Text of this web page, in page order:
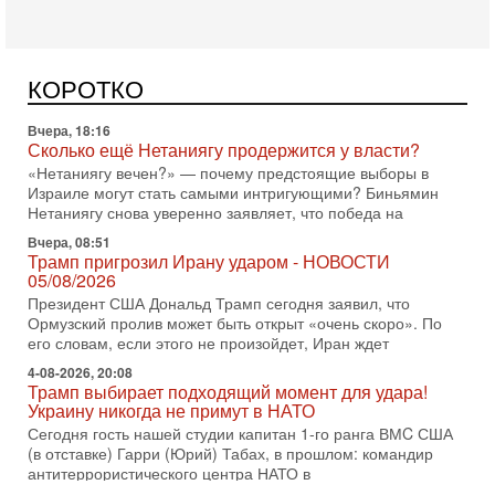
КОРОТКО
«Нетаниягу вечен?» — почему предстоящие выборы в
Израиле могут стать самыми интригующими? Биньямин
Нетаниягу снова уверенно заявляет, что победа на
Вчера, 08:51
Трамп пригрозил Ирану ударом - НОВОСТИ
05/08/2026
Президент США Дональд Трамп сегодня заявил, что
Ормузский пролив может быть открыт «очень скоро». По
его словам, если этого не произойдет, Иран ждет
4-08-2026, 20:08
Трамп выбирает подходящий момент для удара!
Украину никогда не примут в НАТО
Сегодня гость нашей студии капитан 1-го ранга ВМC США
(в отставке) Гарри (Юрий) Табах, в прошлом: командир
антитеррористического центра НАТО в
3-08-2026, 19:07
«Либо в армию — либо в тюрьму?»
Ситуация вокруг призыва ультраортодоксов в ЦАХАЛ
достигла точки кипения. Попытки принять закон,